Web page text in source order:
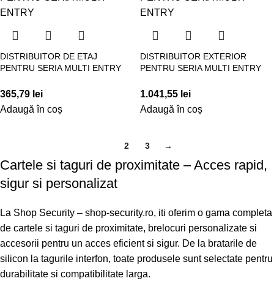
DISTRIBUITOR DE ETAJ
PENTRU SERIA MULTI ENTRY
365,79 lei
Adaugă în coș
DISTRIBUITOR EXTERIOR
PENTRU SERIA MULTI ENTRY
1.041,55 lei
Adaugă în coș
2 3 →
Cartele si taguri de proximitate – Acces rapid,
sigur si personalizat
La Shop Security – shop-security.ro, iti oferim o gama completa
de cartele si taguri de proximitate, brelocuri personalizate si
accesorii pentru un acces eficient si sigur. De la bratarile de
silicon la tagurile interfon, toate produsele sunt selectate pentru
durabilitate si compatibilitate larga.